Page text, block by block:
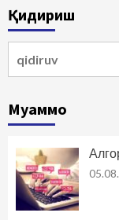
Қидириш
Муаммо